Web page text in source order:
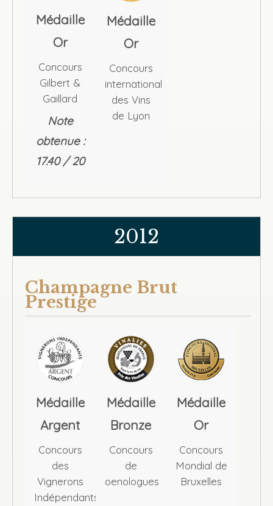
Médaille
Or
Concours
Gilbert &
Gaillard
Note
obtenue :
17.40 / 20
Médaille
Or
Concours
international
des Vins
de Lyon
2012
Champagne Brut
Prestige
Médaille
Argent
Concours
des
Vignerons
Indépendants
Médaille
Bronze
Concours
de
oenologues
Médaille
Or
Concours
Mondial de
Bruxelles